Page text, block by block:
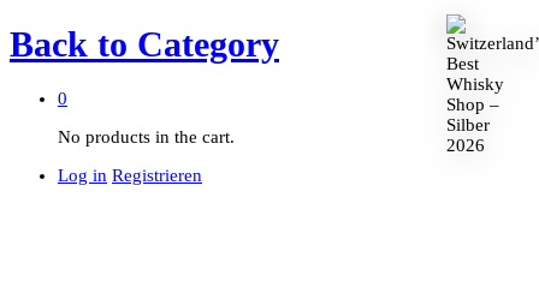
Back to Category
0
No products in the cart.
Log in Registrieren